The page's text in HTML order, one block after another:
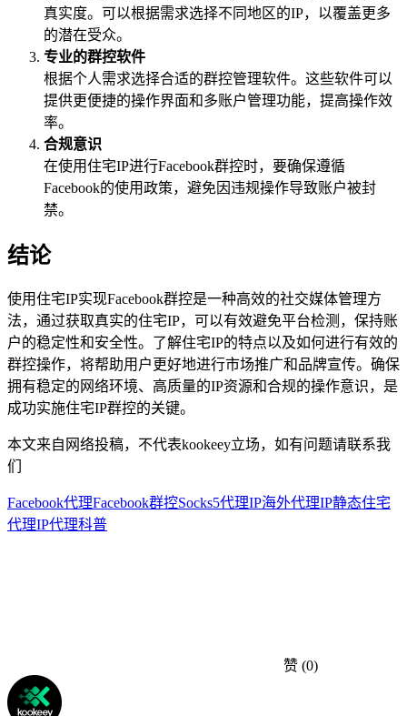
真实度。可以根据需求选择不同地区的IP，以覆盖更多
的潜在受众。
专业的群控软件
根据个人需求选择合适的群控管理软件。这些软件可以
提供更便捷的操作界面和多账户管理功能，提高操作效
率。
合规意识
在使用住宅IP进行Facebook群控时，要确保遵循
Facebook的使用政策，避免因违规操作导致账户被封
禁。
结论
使用住宅IP实现Facebook群控是一种高效的社交媒体管理方
法，通过获取真实的住宅IP，可以有效避免平台检测，保持账
户的稳定性和安全性。了解住宅IP的特点以及如何进行有效的
群控操作，将帮助用户更好地进行市场推广和品牌宣传。确保
拥有稳定的网络环境、高质量的IP资源和合规的操作意识，是
成功实施住宅IP群控的关键。
本文来自网络投稿，不代表kookeey立场，如有问题请联系我
们
Facebook代理Facebook群控Socks5代理IP海外代理IP静态住宅
代理IP代理科普
赞 (0)